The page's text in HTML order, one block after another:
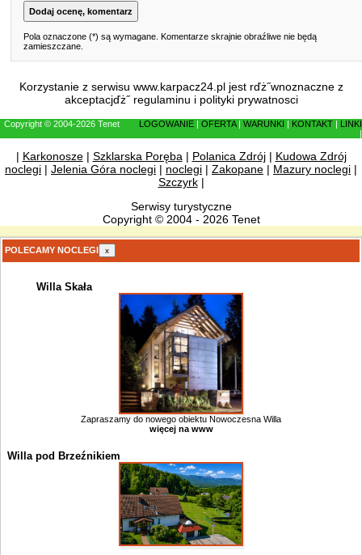
Pola oznaczone (*) są wymagane. Komentarze skrajnie obraźliwe nie będą
zamieszczane.
Korzystanie z serwisu www.karpacz24.pl jest rďż˝wnoznaczne z
akceptacjďż˝ regulaminu i polityki prywatnosci
Copyright © 2004-2026 Tenet LOGOWANIE OFERTA| WARUNKI KONTAKT
LINKI
| Karkonosze| Szklarska Poręba| Polanica Zdrój| Kudowa Zdrój
noclegi | Jelenia Góra noclegi | noclegi | Zakopane | Mazury noclegi |
Szczyrk|
Serwisy turystyczne
Copyright © 2004 - 2026 Tenet
POLECAMY NOCLEGI x
Willa Skała
Zapraszamy do nowego obiektu Nowoczesna Willa
więcej na www
Willa pod Brzeźnikiem